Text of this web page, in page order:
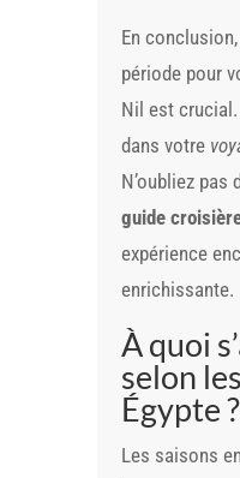
En
période pour
Nil est
dans votre
N’oubliez pas
guide
expérience
enrichissante.
À quoi
selon
Égypte ?
Les saisons